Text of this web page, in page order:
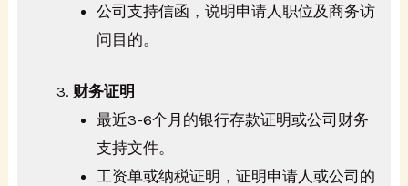
公司支持信函，说明申请人职位及商务访
问目的。
财务证明
最近3-6个月的银行存款证明或公司财务
支持文件。
工资单或纳税证明，证明申请人或公司的